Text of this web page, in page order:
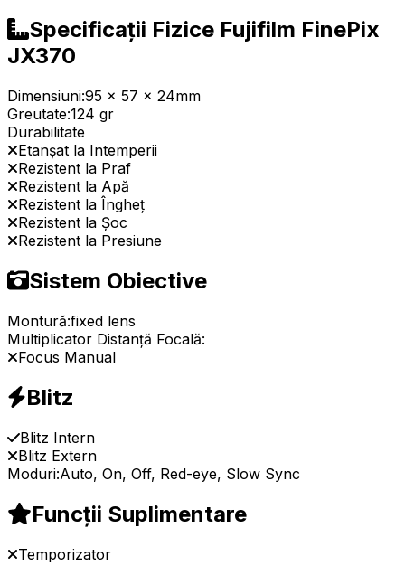
Specificații Fizice Fujifilm FinePix
JX370
Dimensiuni:95 x 57 x 24mm
Greutate:124 gr
Durabilitate
Etanșat la Intemperii
Rezistent la Praf
Rezistent la Apă
Rezistent la Îngheț
Rezistent la Șoc
Rezistent la Presiune
Sistem Obiective
Montură:fixed lens
Multiplicator Distanță Focală:
Focus Manual
Blitz
Blitz Intern
Blitz Extern
Moduri:Auto, On, Off, Red-eye, Slow Sync
Funcții Suplimentare
Temporizator